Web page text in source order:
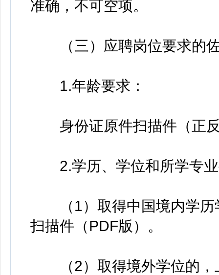
准确，不可空项。
（三）应聘岗位要求的
1.年龄要求：
身份证原件扫描件（正反
2.学历、学位和所学专业
（1）取得中国境内学历
扫描件（PDF版）。
（2）取得境外学位的，